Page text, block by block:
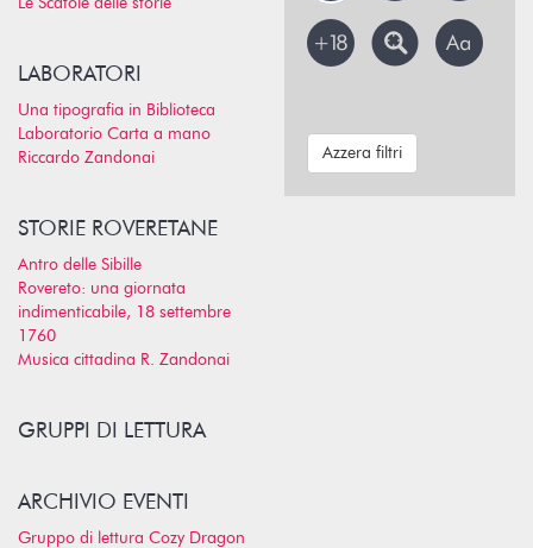
Le Scatole delle storie
LABORATORI
Una tipografia in Biblioteca
Laboratorio Carta a mano
Riccardo Zandonai
STORIE ROVERETANE
Antro delle Sibille
Rovereto: una giornata
indimenticabile, 18 settembre
1760
Musica cittadina R. Zandonai
GRUPPI DI LETTURA
ARCHIVIO EVENTI
Gruppo di lettura Cozy Dragon
Azzera filtri